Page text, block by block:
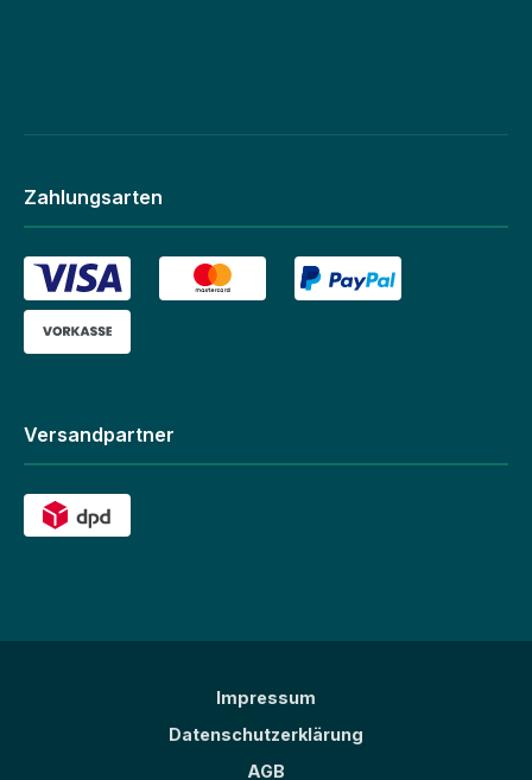
Zahlungsarten
Versandpartner
Impressum
Datenschutzerklärung
AGB